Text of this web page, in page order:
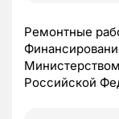
Ремонтные
Российской